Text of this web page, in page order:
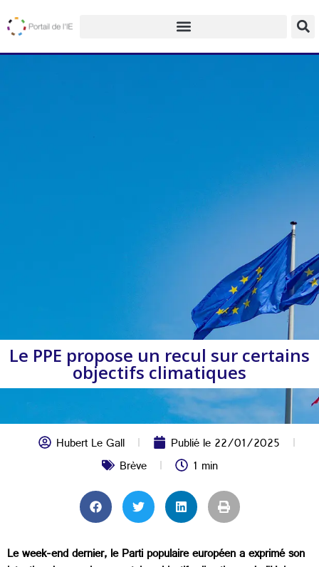
Le PPE propose un recul sur certains
objectifs climatiques
Hubert Le Gall Publié le22/01/2025
Brève
1 min
Le week-end dernier, le Parti populaire européen a exprimé son